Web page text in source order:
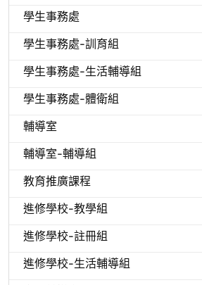
學生事務處
學生事務處-訓育組
學生事務處-生活輔導組
學生事務處-體衛組
輔導室
輔導室-輔導組
教育推廣課程
進修學校-教學組
進修學校-註冊組
進修學校-生活輔導組